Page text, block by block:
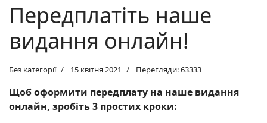
Передплатіть наше
видання онлайн!
Без категорії 15 квітня 2021 Перегляди: 63333
Щоб оформити передплату на наше видання
онлайн, зробіть 3 простих кроки: